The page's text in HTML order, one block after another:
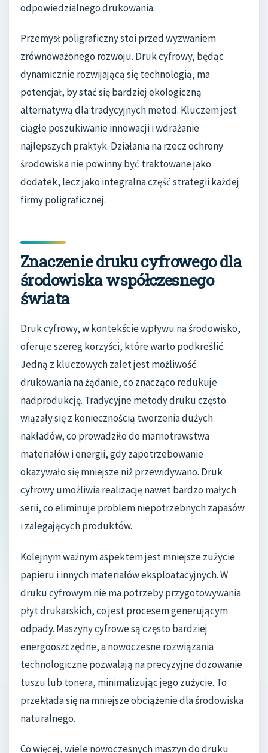
odpowiedzialnego drukowania.
Przemysł poligraficzny stoi przed wyzwaniem
zrównoważonego rozwoju. Druk cyfrowy, będąc
dynamicznie rozwijającą się technologią, ma
potencjał, by stać się bardziej ekologiczną
alternatywą dla tradycyjnych metod. Kluczem jest
ciągłe poszukiwanie innowacji i wdrażanie
najlepszych praktyk. Działania na rzecz ochrony
środowiska nie powinny być traktowane jako
dodatek, lecz jako integralna część strategii każdej
firmy poligraficznej.
Znaczenie druku cyfrowego dla
środowiska współczesnego
świata
Druk cyfrowy, w kontekście wpływu na środowisko,
oferuje szereg korzyści, które warto podkreślić.
Jedną z kluczowych zalet jest możliwość
drukowania na żądanie, co znacząco redukuje
nadprodukcję. Tradycyjne metody druku często
wiązały się z koniecznością tworzenia dużych
nakładów, co prowadziło do marnotrawstwa
materiałów i energii, gdy zapotrzebowanie
okazywało się mniejsze niż przewidywano. Druk
cyfrowy umożliwia realizację nawet bardzo małych
serii, co eliminuje problem niepotrzebnych zapasów
i zalegających produktów.
Kolejnym ważnym aspektem jest mniejsze zużycie
papieru i innych materiałów eksploatacyjnych. W
druku cyfrowym nie ma potrzeby przygotowywania
płyt drukarskich, co jest procesem generującym
odpady. Maszyny cyfrowe są często bardziej
energooszczędne, a nowoczesne rozwiązania
technologiczne pozwalają na precyzyjne dozowanie
tuszu lub tonera, minimalizując jego zużycie. To
przekłada się na mniejsze obciążenie dla środowiska
naturalnego.
Co więcej, wiele nowoczesnych maszyn do druku